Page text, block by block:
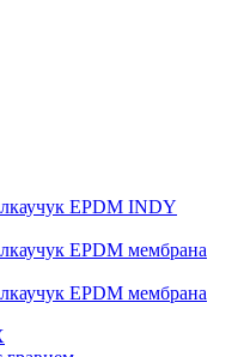
EPDM INDY
EPDM мембрана
EPDM мембрана